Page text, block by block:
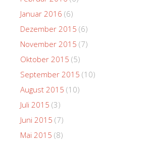
Januar 2016 (6)
Dezember 2015 (6)
November 2015 (7)
Oktober 2015 (5)
September 2015 (10)
August 2015 (10)
Juli 2015 (3)
Juni 2015 (7)
Mai 2015 (8)